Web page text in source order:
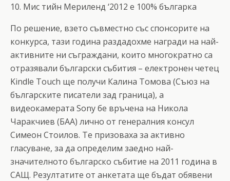
10. Мис тийн Мериленд ‘2012 е 100% българка
По решение, взето съвместно със спонсорите на
конкурса, тази година раздадохме награди на най-
активните ни съграждани, които многократно са
отразявали български събития – електронен четец
Kindle Touch ще получи Калина Томова (Съюз на
българските писатели зад граница), а
видеокамерата Sony бе връчена на Никола
Чаракчиев (БАА) лично от генералния консул
Симеон Стоилов. Те призоваха за активно
гласуване, за да определим заедно най-
значителното българско събитие на 2011 година в
САЩ. Резултатите от анкетата ще бъдат обявени